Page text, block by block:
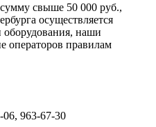
свыше 50 000 руб.,
осуществляется
оборудования, наши
операторов правилам
963-67-30